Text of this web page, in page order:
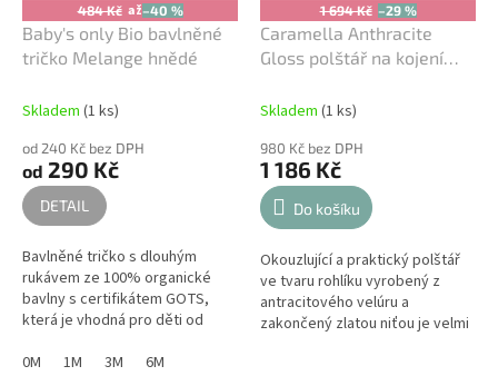
484 Kč až–40 %
Baby's only Bio bavlněné
tričko Melange hnědé
Skladem (1 ks)
od 240 Kč bez DPH
od 290 Kč
DETAIL
Bavlněné tričko s dlouhým
rukávem ze 100% organické
bavlny s certifikátem GOTS,
která je vhodná pro děti od
alergiemi.
0M 1M 3M 6M
1 694 Kč –29 %
Caramella Anthracite
Gloss polštář na kojení
Skladem (1 ks)
980 Kč bez DPH
1 186 Kč
Do košíku
Okouzlující a praktický polštář
ve tvaru rohlíku vyrobený z
antracitového velúru a
zakončený zlatou niťou je velmi